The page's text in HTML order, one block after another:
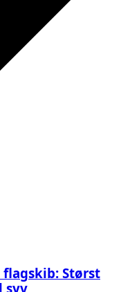
Størst
syv